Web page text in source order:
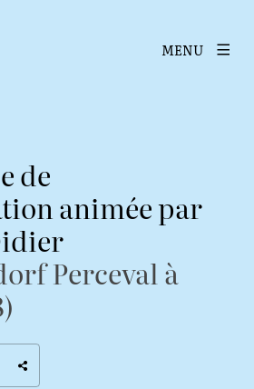
MENU
de
animée par
Perceval à